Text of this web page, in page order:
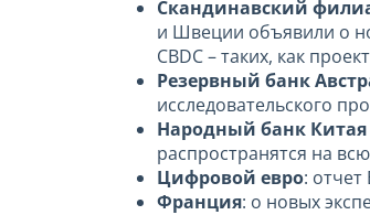
Скандинавский
и Швеции объявили о
CBDC – таких, как
Резервный банк
исследовательского
Народный банк Китая
распространятся на
Цифровой евро:
Франция: о новых